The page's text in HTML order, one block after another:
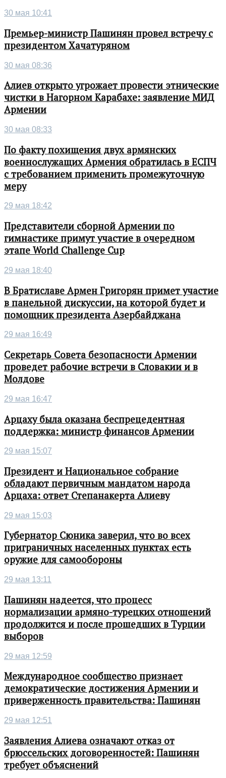
30 мая 10:41
Премьер-министр Пашинян провел встречу с
президентом Хачатуряном
30 мая 08:36
Алиев открыто угрожает провести этнические
чистки в Нагорном Карабахе: заявление МИД
Армении
30 мая 08:33
По факту похищения двух армянских
военнослужащих Армения обратилась в ЕСПЧ
с требованием применить промежуточную
меру
29 мая 18:42
Представители сборной Армении по
гимнастике примут участие в очередном
этапе World Challenge Cup
29 мая 18:40
В Братиславе Армен Григорян примет участие
в панельной дискуссии, на которой будет и
помощник президента Азербайджана
29 мая 16:49
Секретарь Совета безопасности Армении
проведет рабочие встречи в Словакии и в
Молдове
29 мая 16:47
Арцаху была оказана беспрецедентная
поддержка: министр финансов Армении
29 мая 15:07
Президент и Национальное собрание
обладают первичным мандатом народа
Арцаха: ответ Степанакерта Алиеву
29 мая 15:03
Губернатор Сюника заверил, что во всех
приграничных населенных пунктах есть
оружие для самообороны
29 мая 13:11
Пашинян надеется, что процесс
нормализации армяно-турецких отношений
продолжится и после прошедших в Турции
выборов
29 мая 12:59
Международное сообщество признает
демократические достижения Армении и
приверженность правительства: Пашинян
29 мая 12:51
Заявления Алиева означают отказ от
брюссельских договоренностей: Пашинян
требует объяснений